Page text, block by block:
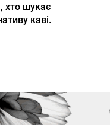
хто шукає
каві.